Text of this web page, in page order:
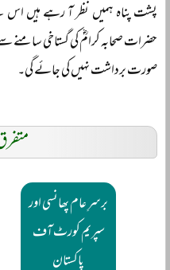
پشت پناہ ہمیں نظر آ رہے ہیں اس
حضرات صحابہ کرامؓ کی گستاخی سامنے
صورت برداشت نہیں کی جائے گی۔
برسرِ عام پھانسی اور
سپریم کورٹ آف
پاکستان